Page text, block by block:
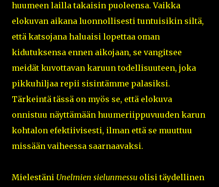
huumeen lailla takaisin puoleensa. Vaikka
elokuvan aikana luonnollisesti tuntuisikin siltä,
että katsojana haluaisi lopettaa oman
kidutuksensa ennen aikojaan, se vangitsee
meidät kuvottavan karuun todellisuuteen, joka
pikkuhiljaa repii sisintämme palasiksi.
Tärkeintä tässä on myös se, että elokuva
onnistuu näyttämään huumeriippuvuuden karun
kohtalon efektiivisesti, ilman että se muuttuu
missään vaiheessa saarnaavaksi.
Mielestäni Unelmien sielunmessu olisi täydellinen